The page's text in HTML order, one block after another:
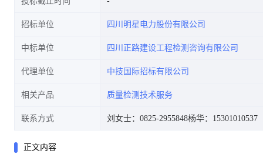
招标单位 四川明星电力股份有限公司
中标单位 四川正路建设工程检测咨询有限公司
代理单位 中技国际招标有限公司
相关产品 质量检测技术服务
联系方式 刘女士：0825-2955848杨华：15301010537
正文内容